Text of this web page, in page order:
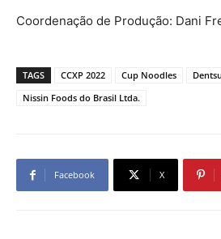
Coordenação de Produção: Dani
TAGS CCXP 2022 Cup Noodles
Nissin Foods do Brasil Ltda.
Facebook X